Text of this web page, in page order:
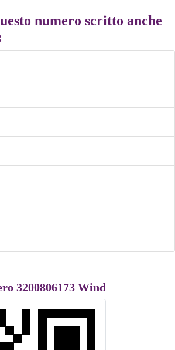
numero scritto anche
3200806173 Wind